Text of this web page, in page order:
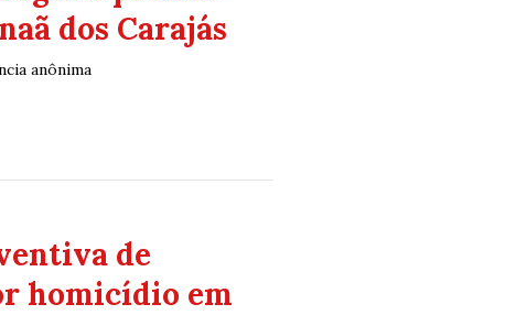
dos Carajás
anônima
de
homicídio em